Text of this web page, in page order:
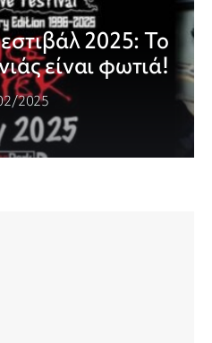
2025: Το
είναι φωτιά!
2025